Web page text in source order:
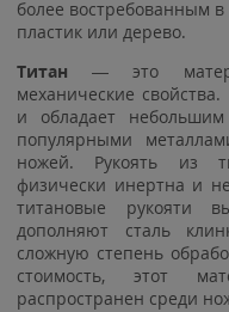
более востребованным
пластик или дерево.
Титан— это
механические
и обладает
популярными
ножей. Рукоять из
физически инертна и
титановые рукояти
дополняют сталь
сложную степень
стоимость, этот
распространен среди